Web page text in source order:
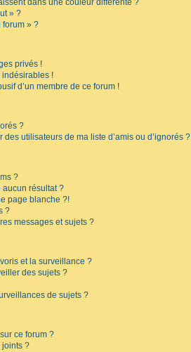
dans une couleur différente ?
» ?
forum » ?
privés !
indésirables !
d’un membre de ce forum !
?
utilisateurs de ma liste d’amis ou d’ignorés ?
?
aucun résultat ?
page blanche ?!
?
messages et sujets ?
et la surveillance ?
des sujets ?
de sujets ?
ce forum ?
joints ?